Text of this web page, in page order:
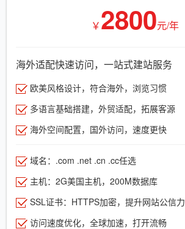
￥2800元/年
海外适配快速访问，一站式建站服务
欧美风格设计，符合海外，浏览习惯
多语言基础搭建，外贸适配，拓展客源
海外空间配置，国外访问，速度更快
域名：.com .net .cn .cc任选
主机：2G美国主机，200M数据库
SSL证书：HTTPS加密，提升网站公信力
访问速度优化，全球加速，打开流畅